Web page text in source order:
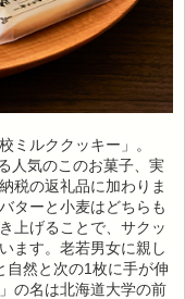
ミルククッキー」。
人気のこのお菓子、実
税の返礼品に加わりま
ターと小麦はどちらも
上げることで、サクッ
ます。老若男女に親し
自然と次の1枚に手が伸
の名は北海道大学の前